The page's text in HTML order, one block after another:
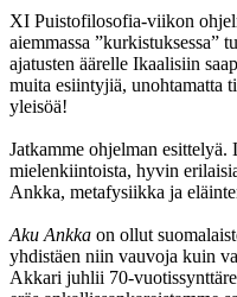
XI Puistofilosofia-viikon
aiemmassa ”kurkistuksessa”
ajatusten äärelle Ikaalisiin
muita esiintyjiä, unohtamatta
yleisöä!
Jatkamme ohjelman
mielenkiintoista, hyvin
Ankka, metafysiikka ja
Aku Ankka on ollut
yhdistäen niin vauvoja kuin
Akkari juhlii 70-